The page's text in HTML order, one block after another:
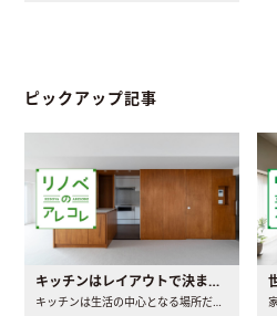
ピックアップ記事
キッチンはレイアウトで決まる。後悔しないための考え方と選び方